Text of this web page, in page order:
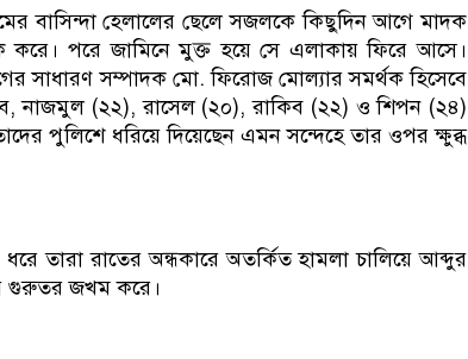
বাসিন্দা হেলালের ছেলে সজলকে কিছুদিন আগে মাদক
পরে জামিনে মুক্ত হয়ে সে এলাকায় ফিরে আসে।
সাধারণ সম্পাদক মো. ফিরোজ মোল্যার সমর্থক হিসেবে
(২২), রাসেল (২০), রাকিব (২২) ও শিপন (২৪)
পুলিশে ধরিয়ে দিয়েছেন এমন সন্দেহে তার ওপর ক্ষুব্ধ
তারা রাতের অন্ধকারে অতর্কিত হামলা চালিয়ে আব্দুর
গুরুতর জখম করে।